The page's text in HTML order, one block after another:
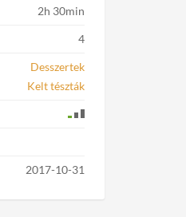
2h 30min
4
Desszertek
Kelt tészták
2017-10-31